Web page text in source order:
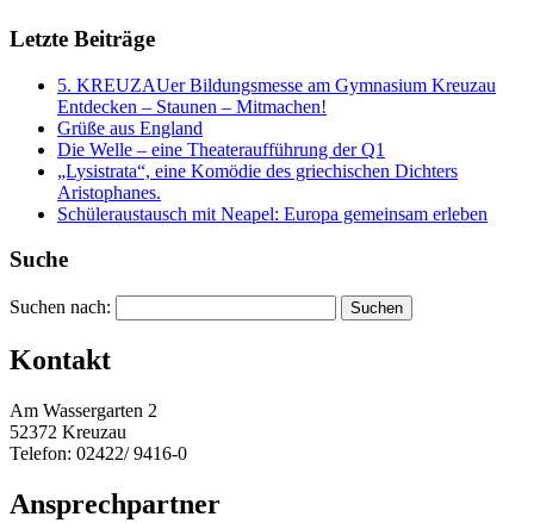
Letzte Beiträge
5. KREUZAUer Bildungsmesse am Gymnasium Kreuzau
Entdecken – Staunen – Mitmachen!
Grüße aus England
Die Welle – eine Theateraufführung der Q1
„Lysistrata“, eine Komödie des griechischen Dichters
Aristophanes.
Schüleraustausch mit Neapel: Europa gemeinsam erleben
Suche
Suchen nach:
Kontakt
Am Wassergarten 2
52372 Kreuzau
Telefon: 02422/ 9416-0
Ansprechpartner